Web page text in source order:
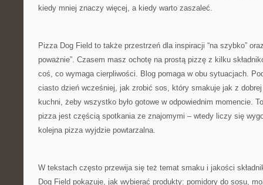
kiedy mniej znaczy więcej, a kiedy warto zaszaleć.
Pizza Dog Field to także przestrzeń dla inspiracji “na szybko”
poważnie”. Czasem masz ochotę na prostą pizzę z kilku
coś, co wymaga cierpliwości. Blog pomaga w obu sytuacjach.
ciasto dzień wcześniej, jak zrobić sos, który smakuje jak z
kuchni, żeby wszystko było gotowe w odpowiednim momencie.
pizza jest częścią spotkania ze znajomymi – wtedy liczy się
kolejna pizza wyjdzie powtarzalna.
W tekstach często przewija się też temat smaku i jakości
Dog Field pokazuje, jak wybierać produkty: pomidory do sosu,